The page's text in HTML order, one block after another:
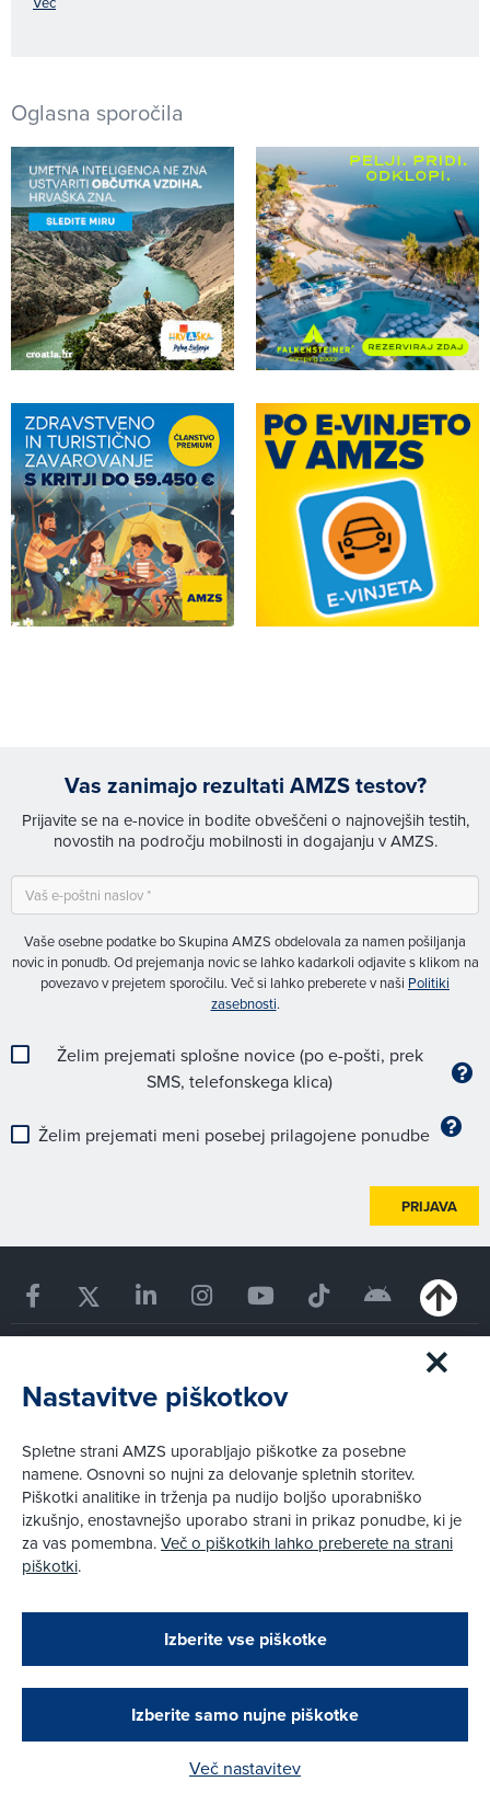
Oglasna sporočila
Zapri
Podarjamo vam 10 €!
Obstoječi in novi AMZS člani, ki boste v AMZS
opravili registracijo vozila, boste prejeli
vrednostno darilno kartico z dobroimetjem v višini
Kako do darila?
Vas zanimajo rezultati AMZS testov?
Prijavite se na e-novice in bodite obveščeni o najnovejših testih,
novostih na področju mobilnosti in dogajanju v AMZS.
Vaše osebne podatke bo Skupina AMZS obdelovala za namen pošiljanja
novic in ponudb. Od prejemanja novic se lahko kadarkoli odjavite s klikom na
povezavo v prejetem sporočilu. Več si lahko preberete v naši Politiki
zasebnosti.
Želim prejemati splošne novice (po e-pošti, prek
SMS, telefonskega klica)
Želim prejemati meni posebej prilagojene ponudbe
PRIJAVA
Uvodnik
Pogovor
Šport
Test
Pnevmatike
Naprave
Drugi testi
Mobilnost
Nastavitve piškotkov
Spletne strani AMZS uporabljajo piškotke za posebne
namene. Osnovni so nujni za delovanje spletnih storitev.
Piškotki analitike in trženja pa nudijo boljšo uporabniško
izkušnjo, enostavnejšo uporabo strani in prikaz ponudbe, ki je
za vas pomembna.Več o piškotkih lahko preberete na strani
piškotki.
Izberite vse piškotke
Izberite samo nujne piškotke
Več nastavitev